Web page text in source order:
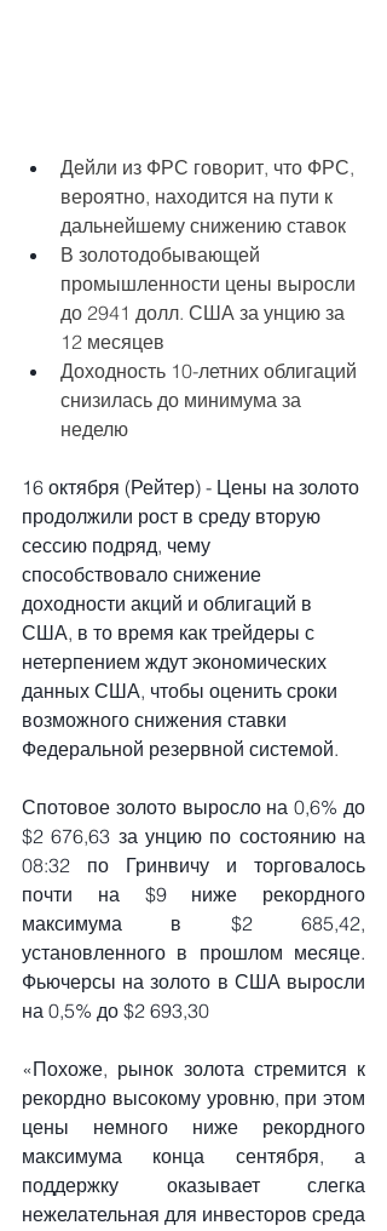
Дейли из ФРС говорит, что ФРС,
вероятно, находится на пути к
дальнейшему снижению ставок
В золотодобывающей
промышленности цены выросли
до 2941 долл. США за унцию за
12 месяцев
Доходность 10-летних облигаций
снизилась до минимума за
неделю
16 октября (Рейтер) - Цены на золото
продолжили рост в среду вторую
сессию подряд, чему
способствовало снижение
доходности акций и облигаций в
США, в то время как трейдеры с
нетерпением ждут экономических
данных США, чтобы оценить сроки
возможного снижения ставки
Федеральной резервной системой.
Спотовое золото выросло на 0,6% до
$2 676,63 за унцию по состоянию на
08:32 по Гринвичу и торговалось
почти на $9 ниже рекордного
максимума в $2 685,42,
установленного в прошлом месяце.
Фьючерсы на золото в США выросли
на 0,5% до $2 693,30
«Похоже, рынок золота стремится к
рекордно высокому уровню, при этом
цены немного ниже рекордного
максимума конца сентября, а
поддержку оказывает слегка
нежелательная для инвесторов среда